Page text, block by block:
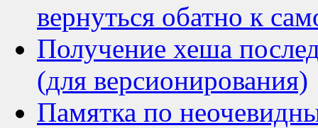
вернуться обатно к
Получение хеша
(для версионирования)
Памятка по